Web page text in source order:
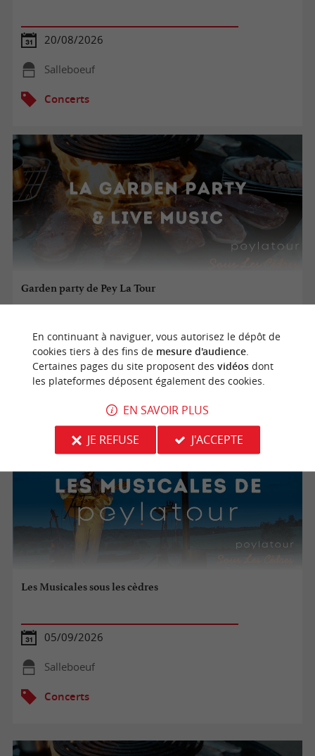
20/08/2026
Salleboeuf
Concerts
Garden party de Pey La Tour
30/08/2026
Salleboeuf
Les Musicales sous les cèdres
05/09/2026
Salleboeuf
Concerts
En continuant à naviguer, vous autorisez le dépôt de
cookies tiers à des fins de mesure d'audience.
Certaines pages du site proposent des vidéosdont
les plateformes déposent également des cookies.
EN SAVOIR PLUS
JE REFUSE
J'ACCEPTE